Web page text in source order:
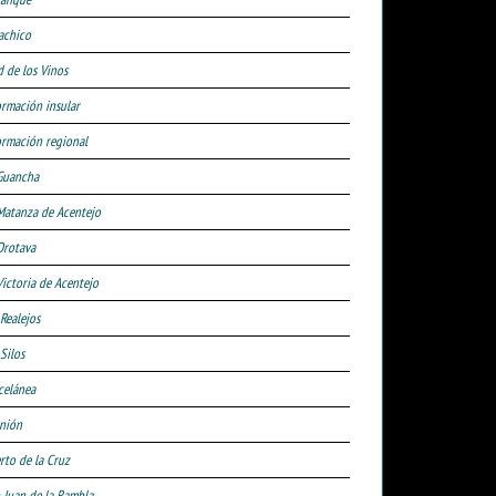
de los Vinos
insular
regional
de Acentejo
de Acentejo
de la Cruz